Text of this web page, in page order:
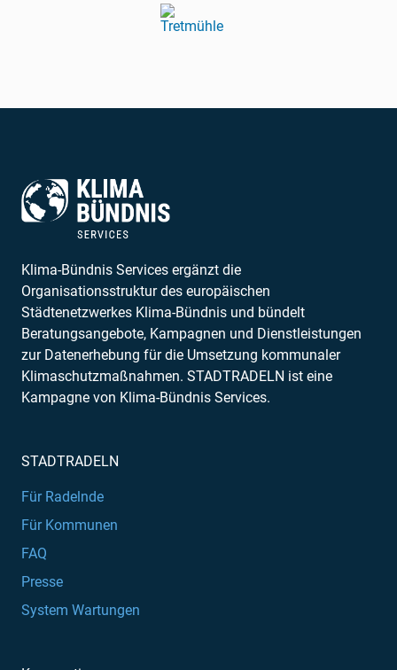
Klima-Bündnis Services ergänzt die
Organisationsstruktur des europäischen
Städtenetzwerkes Klima-Bündnis und bündelt
Beratungsangebote, Kampagnen und Dienstleistungen
zur Datenerhebung für die Umsetzung kommunaler
Klimaschutzmaßnahmen. STADTRADELN ist eine
Kampagne von Klima-Bündnis Services.
STADTRADELN
Für Radelnde
Für Kommunen
FAQ
Presse
System Wartungen